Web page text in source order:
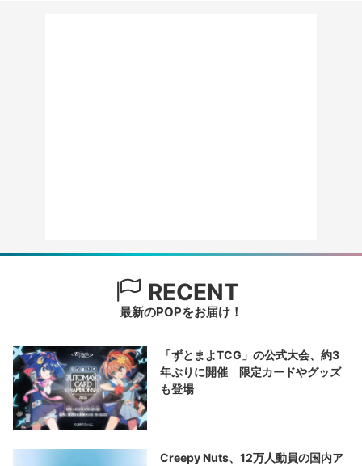
RECENT
最新のPOPをお届け！
「ずとまよTCG」の公式大会、約3
年ぶりに開催 限定カードやグッズ
も登場
Creepy Nuts、12万人動員の国内ア